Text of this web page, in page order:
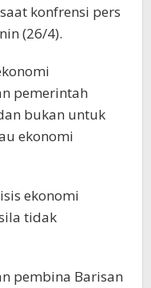
konfrensi pers
(26/4).
pemerintah
bukan untuk
ekonomi
ekonomi
tidak
pembina Barisan